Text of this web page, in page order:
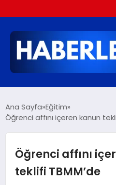
DÜNYA
Ana Sayfa Eğitim
Öğrenci affını içeren kanun
Öğrenci affını
teklifi TBMM’de